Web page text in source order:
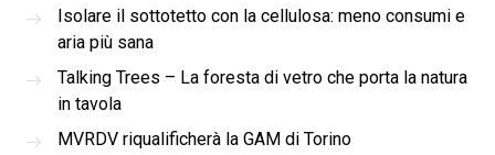
Isolare il sottotetto con la cellulosa: meno consumi e
aria più sana
Talking Trees – La foresta di vetro che porta la natura
in tavola
MVRDV riqualificherà la GAM di Torino